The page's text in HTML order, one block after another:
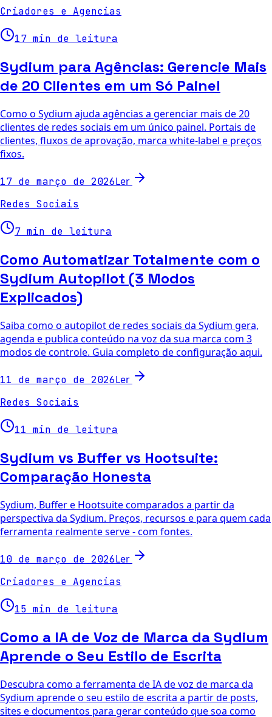
Criadores e Agencias
17 min de leitura
Sydium para Agências: Gerencie Mais
de 20 Clientes em um Só Painel
Como o Sydium ajuda agências a gerenciar mais de 20
clientes de redes sociais em um único painel. Portais de
clientes, fluxos de aprovação, marca white-label e preços
fixos.
17 de março de 2026Ler
Redes Sociais
7 min de leitura
Como Automatizar Totalmente com o
Sydium Autopilot (3 Modos
Explicados)
Saiba como o autopilot de redes sociais da Sydium gera,
agenda e publica conteúdo na voz da sua marca com 3
modos de controle. Guia completo de configuração aqui.
11 de março de 2026Ler
Redes Sociais
11 min de leitura
Sydium vs Buffer vs Hootsuite:
Comparação Honesta
Sydium, Buffer e Hootsuite comparados a partir da
perspectiva da Sydium. Preços, recursos e para quem cada
ferramenta realmente serve - com fontes.
10 de março de 2026Ler
Criadores e Agencias
15 min de leitura
Como a IA de Voz de Marca da Sydium
Aprende o Seu Estilo de Escrita
Descubra como a ferramenta de IA de voz de marca da
Sydium aprende o seu estilo de escrita a partir de posts,
sites e documentos para gerar conteúdo que soa como